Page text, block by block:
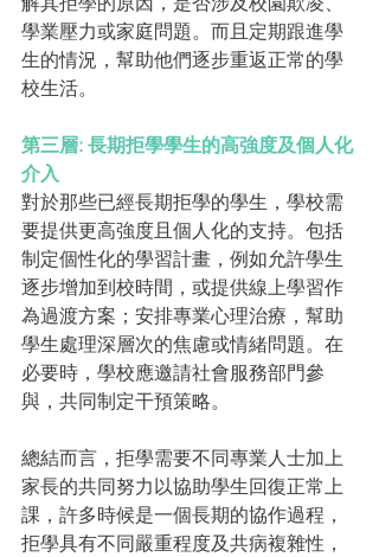
學業壓力或家庭問題。而且定期跟進學
生的情況，幫助他們逐步重返正常的學
校生活。
第三層: 長期拒學學生的高強度及個人化
介入
對於那些已經長期拒學的學生，學校需
要提供更高強度且個人化的支持。包括
制定個性化的學習計畫，例如允許學生
逐步增加到校時間，或提供線上學習作
為過渡方案；安排專業心理治療，幫助
學生處理深層次的焦慮或情緒問題。在
必要時，學校應邀請社會服務部門參
與，共同制定干預策略。
總結而言，拒學需要不同專業人士加上
家長的共同努力以協助學生回復正常上
課，許多時候是一個長期的協作過程，
拒學具有不同嚴重程度及共病複雜性，